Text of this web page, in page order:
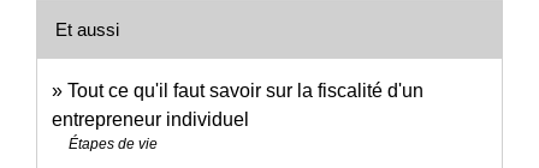
Et aussi
Tout ce qu'il faut savoir sur la fiscalité d'un
entrepreneur individuel
Étapes de vie